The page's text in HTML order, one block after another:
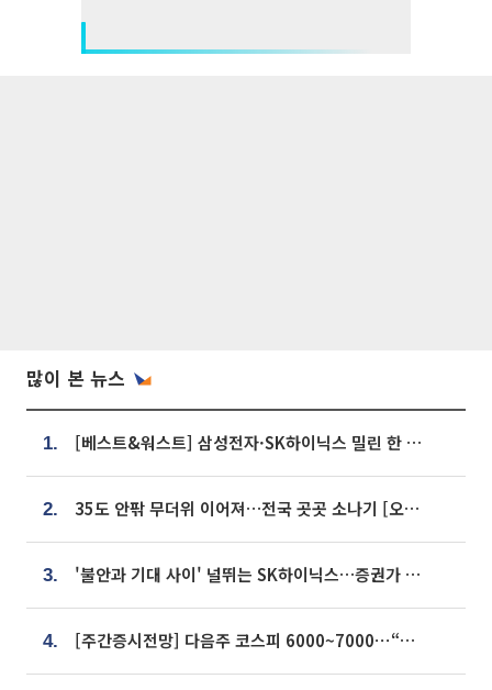
많이 본 뉴스
1. [베스트&워스트] 삼성전자·SK하이닉스 밀린 한 주…상상인증권은 85% 급등
2. 35도 안팎 무더위 이어져…전국 곳곳 소나기 [오늘 날씨]
3. '불안과 기대 사이' 널뛰는 SK하이닉스…증권가 "HBM4·LTA 기반 펀터멘털 견고"
4. [주간증시전망] 다음주 코스피 6000~7000⋯“外人 수급은 정책이 변수”